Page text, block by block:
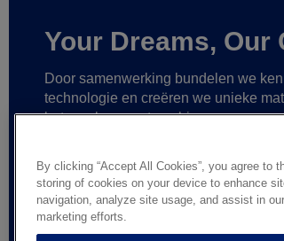
Your Dreams, Our
Door samenwerking bundelen we
technologie en creëren we unieke
betrouwbare partnershipsom zo nog
By clicking “Accept All Cookies”, you agree to
storing of cookies on your device to enhance
navigation, analyze site usage, and assist in our
marketing efforts.